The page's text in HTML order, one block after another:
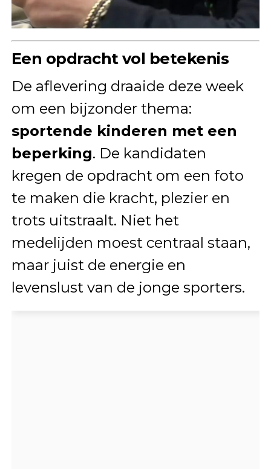
Een opdracht vol betekenis
De aflevering draaide deze week
om een bijzonder thema:
sportende kinderen met een
beperking. De kandidaten
kregen de opdracht om een foto
te maken die kracht, plezier en
trots uitstraalt. Niet het
medelijden moest centraal staan,
maar juist de energie en
levenslust van de jonge sporters.